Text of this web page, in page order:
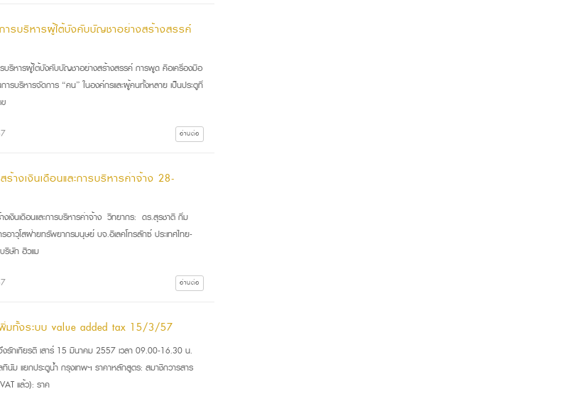
ารบริหารผู้ใต้บังคับบัญชาอย่างสร้างสรรค์
บริหารผู้ใต้บังคับบัญชาอย่างสร้างสรรค์ การพูด คือเครื่องมือ
รบริหารจัดการ “คน” ในองค์กรและผู้คนทั้งหลาย เป็นประตูที่
อ่านต่อ
ร้างเงินเดือนและการบริหารค่าจ้าง 28-
งเงินเดือนและการบริหารค่าจ้าง วิทยากร: ดร.สุรชาติ กิ่ม
วุโสฝ่ายทรัพยากรมนุษย์ บจ.อิเลคโทรลักซ์ ประเทศไทย-
ริษัท ฮิวแม
อ่านต่อ
มทั้งระบบ value added tax 15/3/57
รักเกียรติ เสาร์ 15 มีนาคม 2557 เวลา 09.00-16.30 น.
ลทินัม แยกประตูน้ำ กรุงเทพฯ ราคาหลักสูตร: สมาชิกวารสาร
แล้ว): ราค